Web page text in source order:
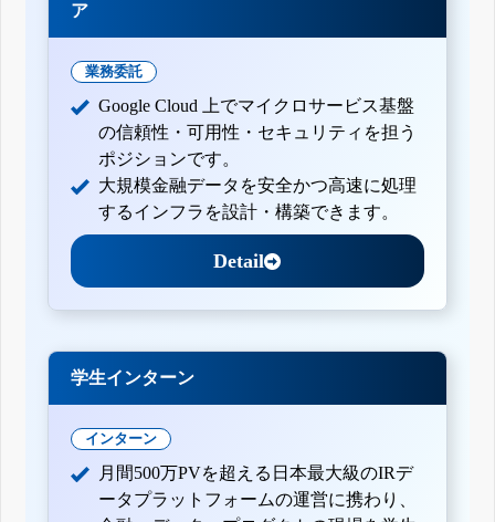
ア
業務委託
Google Cloud 上でマイクロサービス基盤
の信頼性・可用性・セキュリティを担う
ポジションです。
大規模金融データを安全かつ高速に処理
するインフラを設計・構築できます。
Detail
学生インターン
インターン
月間500万PVを超える日本最大級のIRデ
ータプラットフォームの運営に携わり、